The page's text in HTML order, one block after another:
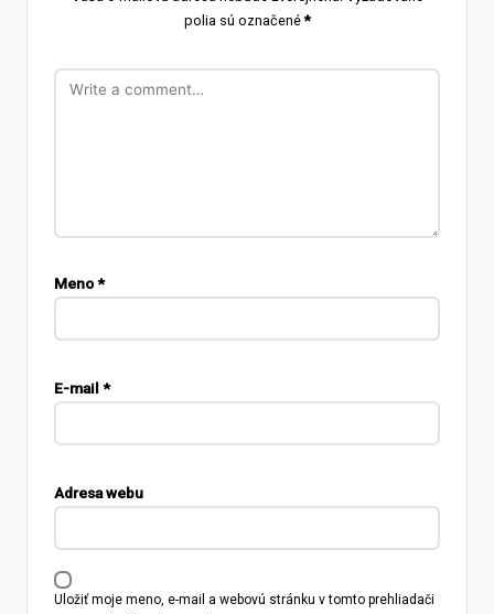
polia sú označené*
Meno*
E-mail *
Adresa webu
Uložiť moje meno, e-mail a webovú stránku v tomto prehliadači